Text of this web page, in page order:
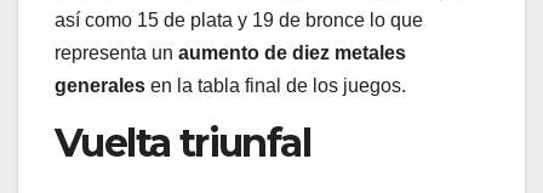
así como 15 de plata y 19 de bronce lo que
representa un aumento de diez metales
generales en la tabla final de los juegos.
Vuelta triunfal